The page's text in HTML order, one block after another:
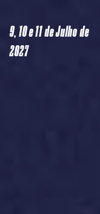
9, 10 e 11 de Julho de
2027